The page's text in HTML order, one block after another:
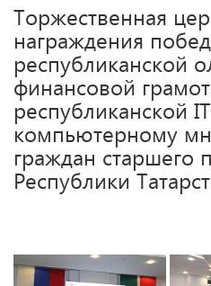
Торжественная
награждения
республиканской
финансовой
республиканской
компьютерному
граждан старшего
Республики